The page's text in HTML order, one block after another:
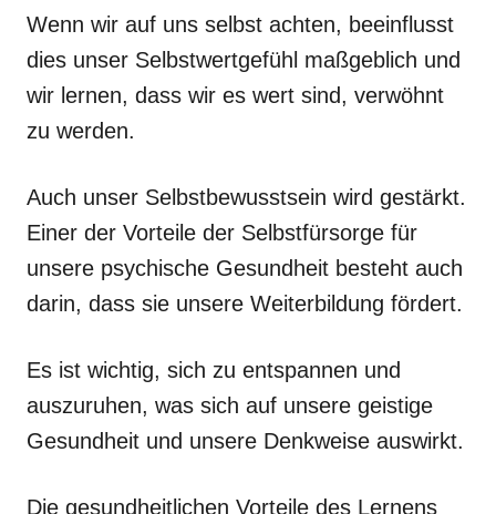
Wenn wir auf uns selbst achten, beeinflusst
dies unser Selbstwertgefühl maßgeblich und
wir lernen, dass wir es wert sind, verwöhnt
zu werden.
Auch unser Selbstbewusstsein wird gestärkt.
Einer der Vorteile der Selbstfürsorge für
unsere psychische Gesundheit besteht auch
darin, dass sie unsere Weiterbildung fördert.
Es ist wichtig, sich zu entspannen und
auszuruhen, was sich auf unsere geistige
Gesundheit und unsere Denkweise auswirkt.
Die gesundheitlichen Vorteile des Lernens